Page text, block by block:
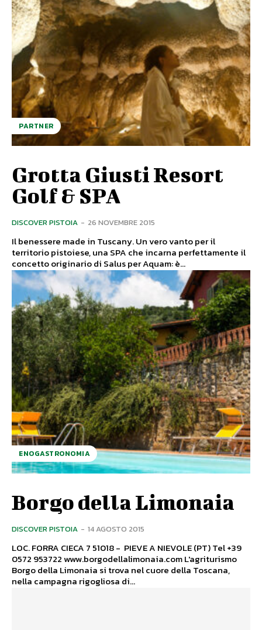
PARTNER
Grotta Giusti Resort
Golf & SPA
DISCOVER PISTOIA - 26 NOVEMBRE 2015
Il benessere made in Tuscany. Un vero vanto per il
territorio pistoiese, una SPA che incarna perfettamente il
concetto originario di Salus per Aquam: è...
ENOGASTRONOMIA
Borgo della Limonaia
DISCOVER PISTOIA - 14 AGOSTO 2015
LOC. FORRA CIECA 7 51018 - PIEVE A NIEVOLE (PT) Tel +39
0572 953722 www.borgodellalimonaia.com L'agriturismo
Borgo della Limonaia si trova nel cuore della Toscana,
nella campagna rigogliosa di...